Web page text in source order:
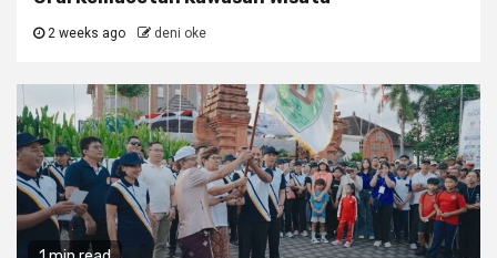
2 weeks ago deni oke